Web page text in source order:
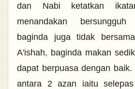
dan Nabi ketatkan
menandakan
baginda juga tidak
A'ishah, baginda makan
dapat berpuasa dengan
antara 2 azan iaitu